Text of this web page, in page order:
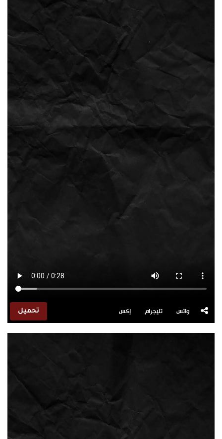
واتس تليجرام إكس تحميل